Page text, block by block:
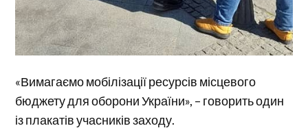
«Вимагаємо мобілізації ресурсів місцевого
бюджету для оборони України», – говорить один
із плакатів учасників заходу.